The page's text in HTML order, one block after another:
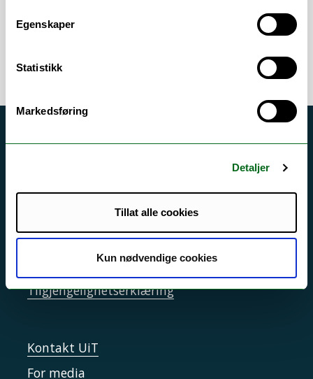
Egenskaper
Statistikk
Markedsføring
Detaljer
Tillat alle cookies
Kun nødvendige cookies
Fysikk
Akutt hjelp
Driftsmeldinger
Personvern ved UiT
Sikkerhet, beredskap og personvern
Informasjonskapsler
Tilgjengelighetserklæring
Kontakt UiT
For media